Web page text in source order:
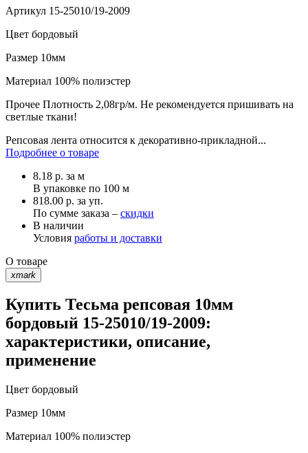
Артикул 15-25010/19-2009
Цвет бордовый
Размер 10мм
Материал 100% полиэстер
Прочее Плотность 2,08гр/м. Не рекомендуется пришивать на
светлые ткани!
Репсовая лента относится к декоративно-прикладной...
Подробнее о товаре
8.18 р. за м
В упаковке по 100 м
818.00 р. за уп.
По сумме заказа – скидки
В наличии
Условия работы и доставки
О товаре
xmark
Купить Тесьма репсовая 10мм
бордовый 15-25010/19-2009:
характеристики, описание,
применение
Цвет бордовый
Размер 10мм
Материал 100% полиэстер